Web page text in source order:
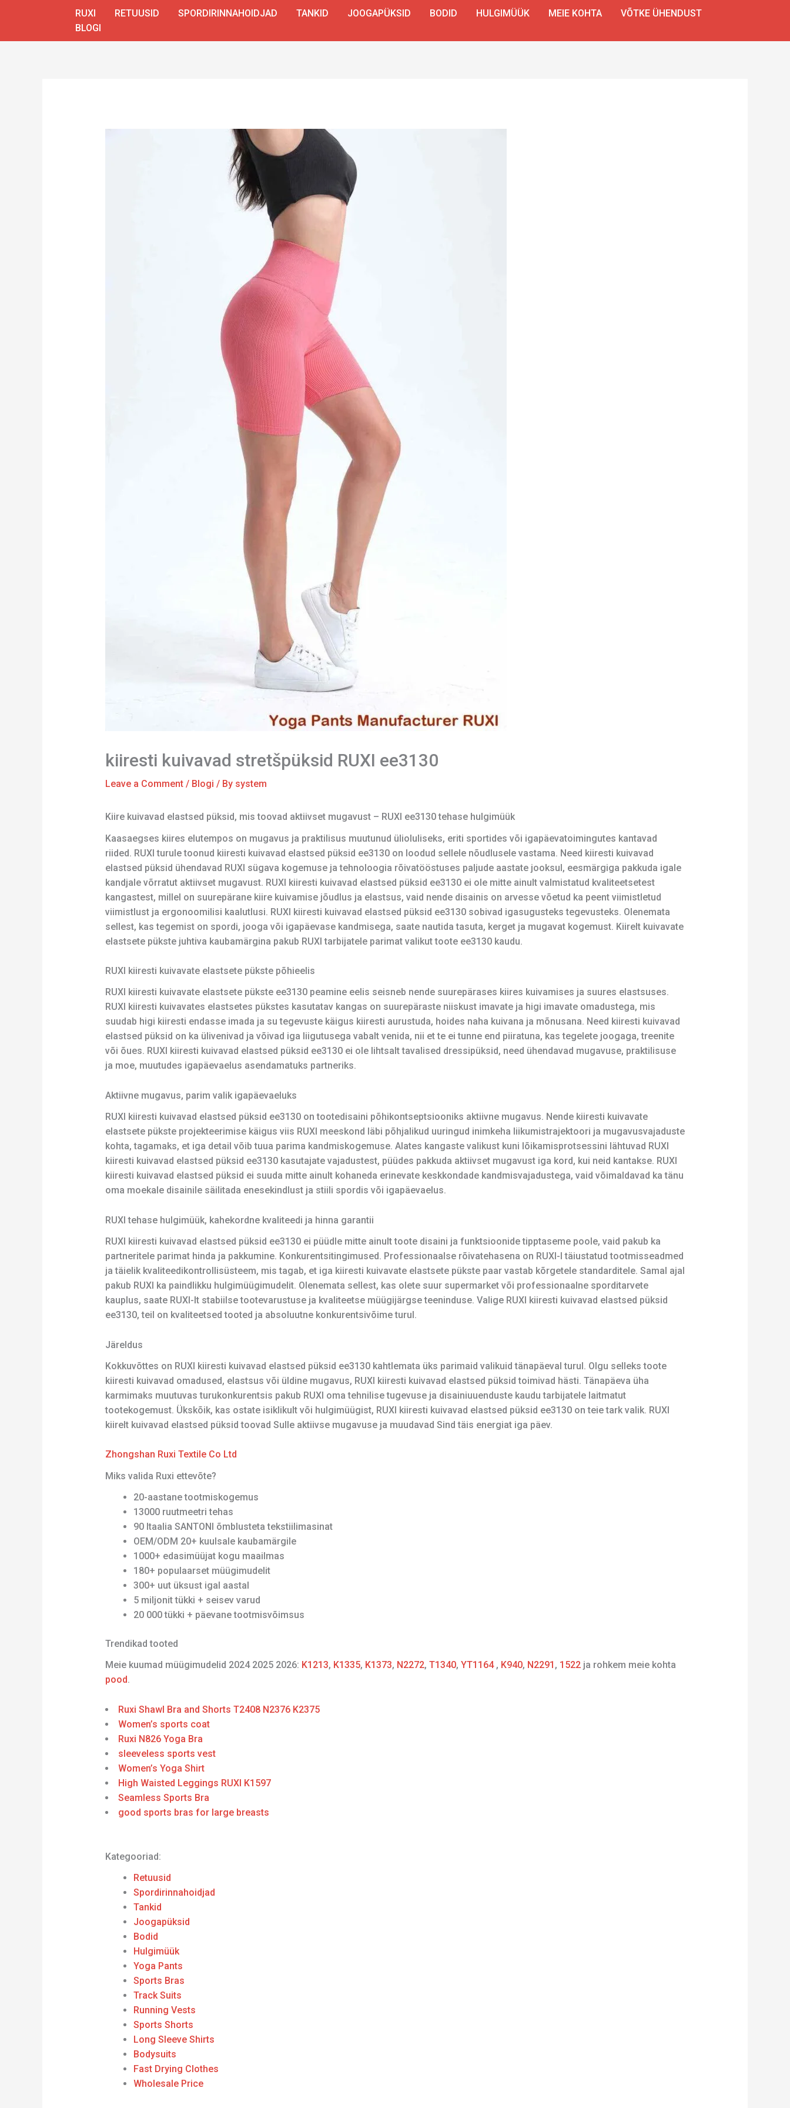
RUXI RETUUSID SPORDIRINNAHOIDJAD TANKID JOOGAPÜKSID BODID HULGIMÜÜK MEIE KOHTA
VÕTKE ÜHENDUST
BLOGI
kiiresti kuivavad stretšpüksid RUXI ee3130
Leave a Comment / Blogi / By system
Kiire kuivavad elastsed püksid, mis toovad aktiivset mugavust – RUXI ee3130 tehase hulgimüük
Kaasaegses kiires elutempos on mugavus ja praktilisus muutunud ülioluliseks, eriti sportides või igapäevatoimingutes kantavad
riided. RUXI turule toonud kiiresti kuivavad elastsed püksid ee3130 on loodud sellele nõudlusele vastama. Need kiiresti kuivavad
elastsed püksid ühendavad RUXI sügava kogemuse ja tehnoloogia rõivatööstuses paljude aastate jooksul, eesmärgiga pakkuda igale
kandjale võrratut aktiivset mugavust. RUXI kiiresti kuivavad elastsed püksid ee3130 ei ole mitte ainult valmistatud kvaliteetsetest
kangastest, millel on suurepärane kiire kuivamise jõudlus ja elastsus, vaid nende disainis on arvesse võetud ka peent viimistletud
viimistlust ja ergonoomilisi kaalutlusi. RUXI kiiresti kuivavad elastsed püksid ee3130 sobivad igasugusteks tegevusteks. Olenemata
sellest, kas tegemist on spordi, jooga või igapäevase kandmisega, saate nautida tasuta, kerget ja mugavat kogemust. Kiirelt kuivavate
elastsete pükste juhtiva kaubamärgina pakub RUXI tarbijatele parimat valikut toote ee3130 kaudu.
RUXI kiiresti kuivavate elastsete pükste põhieelis
RUXI kiiresti kuivavate elastsete pükste ee3130 peamine eelis seisneb nende suurepärases kiires kuivamises ja suures elastsuses.
RUXI kiiresti kuivavates elastsetes pükstes kasutatav kangas on suurepäraste niiskust imavate ja higi imavate omadustega, mis
suudab higi kiiresti endasse imada ja su tegevuste käigus kiiresti aurustuda, hoides naha kuivana ja mõnusana. Need kiiresti kuivavad
elastsed püksid on ka ülivenivad ja võivad iga liigutusega vabalt venida, nii et te ei tunne end piiratuna, kas tegelete joogaga, treenite
või õues. RUXI kiiresti kuivavad elastsed püksid ee3130 ei ole lihtsalt tavalised dressipüksid, need ühendavad mugavuse, praktilisuse
ja moe, muutudes igapäevaelus asendamatuks partneriks.
Aktiivne mugavus, parim valik igapäevaeluks
RUXI kiiresti kuivavad elastsed püksid ee3130 on tootedisaini põhikontseptsiooniks aktiivne mugavus. Nende kiiresti kuivavate
elastsete pükste projekteerimise käigus viis RUXI meeskond läbi põhjalikud uuringud inimkeha liikumistrajektoori ja mugavusvajaduste
kohta, tagamaks, et iga detail võib tuua parima kandmiskogemuse. Alates kangaste valikust kuni lõikamisprotsessini lähtuvad RUXI
kiiresti kuivavad elastsed püksid ee3130 kasutajate vajadustest, püüdes pakkuda aktiivset mugavust iga kord, kui neid kantakse. RUXI
kiiresti kuivavad elastsed püksid ei suuda mitte ainult kohaneda erinevate keskkondade kandmisvajadustega, vaid võimaldavad ka tänu
oma moekale disainile säilitada enesekindlust ja stiili spordis või igapäevaelus.
RUXI tehase hulgimüük, kahekordne kvaliteedi ja hinna garantii
RUXI kiiresti kuivavad elastsed püksid ee3130 ei püüdle mitte ainult toote disaini ja funktsioonide tipptaseme poole, vaid pakub ka
partneritele parimat hinda ja pakkumine. Konkurentsitingimused. Professionaalse rõivatehasena on RUXI-l täiustatud tootmisseadmed
ja täielik kvaliteedikontrollisüsteem, mis tagab, et iga kiiresti kuivavate elastsete pükste paar vastab kõrgetele standarditele. Samal ajal
pakub RUXI ka paindlikku hulgimüügimudelit. Olenemata sellest, kas olete suur supermarket või professionaalne sporditarvete
kauplus, saate RUXI-lt stabiilse tootevarustuse ja kvaliteetse müügijärgse teeninduse. Valige RUXI kiiresti kuivavad elastsed püksid
ee3130, teil on kvaliteetsed tooted ja absoluutne konkurentsivõime turul.
Järeldus
Kokkuvõttes on RUXI kiiresti kuivavad elastsed püksid ee3130 kahtlemata üks parimaid valikuid tänapäeval turul. Olgu selleks toote
kiiresti kuivavad omadused, elastsus või üldine mugavus, RUXI kiiresti kuivavad elastsed püksid toimivad hästi. Tänapäeva üha
karmimaks muutuvas turukonkurentsis pakub RUXI oma tehnilise tugevuse ja disainiuuenduste kaudu tarbijatele laitmatut
tootekogemust. Ükskõik, kas ostate isiklikult või hulgimüügist, RUXI kiiresti kuivavad elastsed püksid ee3130 on teie tark valik. RUXI
kiirelt kuivavad elastsed püksid toovad Sulle aktiivse mugavuse ja muudavad Sind täis energiat iga päev.
Zhongshan Ruxi Textile Co Ltd
Miks valida Ruxi ettevõte?
20-aastane tootmiskogemus
13000 ruutmeetri tehas
90 Itaalia SANTONI õmblusteta tekstiilimasinat
OEM/ODM 20+ kuulsale kaubamärgile
1000+ edasimüüjat kogu maailmas
180+ populaarset müügimudelit
300+ uut üksust igal aastal
5 miljonit tükki + seisev varud
20 000 tükki + päevane tootmisvõimsus
Trendikad tooted
Meie kuumad müügimudelid 2024 2025 2026: K1213, K1335, K1373, N2272, T1340, YT1164, K940, N2291 , 1522 ja rohkem meie kohta
pood.
Ruxi Shawl Bra and Shorts T2408 N2376 K2375
Women’s sports coat
Ruxi N826 Yoga Bra
sleeveless sports vest
Women’s Yoga Shirt
High Waisted Leggings RUXI K1597
Seamless Sports Bra
good sports bras for large breasts
Kategooriad:
Retuusid
Spordirinnahoidjad
Tankid
Joogapüksid
Bodid
Hulgimüük
Yoga Pants
Sports Bras
Track Suits
Running Vests
Sports Shorts
Long Sleeve Shirts
Bodysuits
Fast Drying Clothes
Wholesale Price